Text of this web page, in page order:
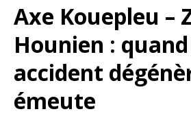
Axe Kouepleu –
Hounien :
accident
émeute